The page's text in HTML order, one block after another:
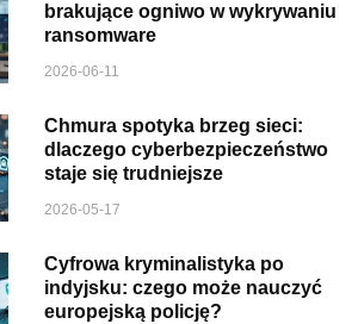
brakujące ogniwo w wykrywaniu
ransomware
2026-06-11
Chmura spotyka brzeg sieci:
dlaczego cyberbezpieczeństwo
staje się trudniejsze
2026-05-17
Cyfrowa kryminalistyka po
indyjsku: czego może nauczyć
europejską policję?